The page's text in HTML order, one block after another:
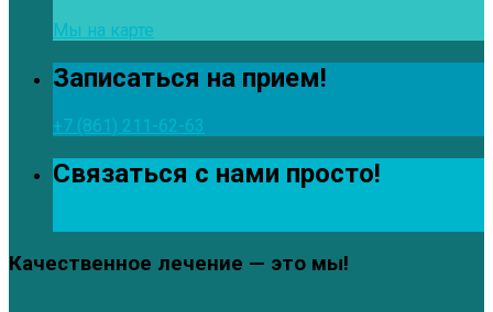
Мы на карте
Записаться на прием!
+7 (861) 211-62-63
Связаться с нами просто!
Качественное лечение — это мы!